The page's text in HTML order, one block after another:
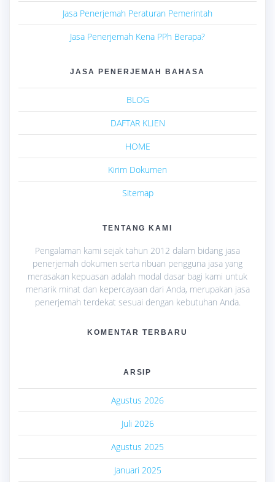
Jasa Penerjemah Peraturan Pemerintah
Jasa Penerjemah Kena PPh Berapa?
JASA PENERJEMAH BAHASA
BLOG
DAFTAR KLIEN
HOME
Kirim Dokumen
Sitemap
TENTANG KAMI
Pengalaman kami sejak tahun 2012 dalam bidang jasa
penerjemah dokumen serta ribuan pengguna jasa yang
merasakan kepuasan adalah modal dasar bagi kami untuk
menarik minat dan kepercayaan dari Anda, merupakan jasa
penerjemah terdekat sesuai dengan kebutuhan Anda.
KOMENTAR TERBARU
ARSIP
Agustus 2026
Juli 2026
Agustus 2025
Januari 2025